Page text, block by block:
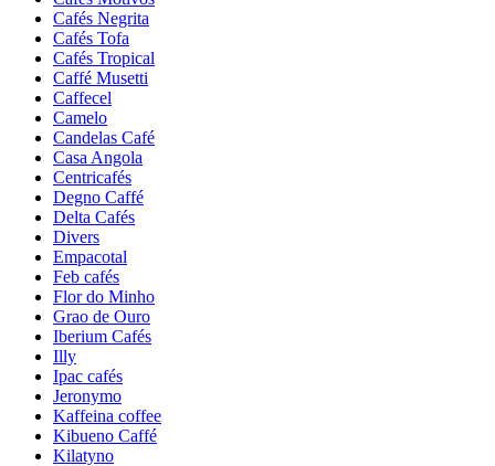
Cafés Negrita
Cafés Tofa
Cafés Tropical
Caffé Musetti
Caffecel
Camelo
Candelas Café
Casa Angola
Centricafés
Degno Caffé
Delta Cafés
Divers
Empacotal
Feb cafés
Flor do Minho
Grao de Ouro
Iberium Cafés
Illy
Ipac cafés
Jeronymo
Kaffeina coffee
Kibueno Caffé
Kilatyno